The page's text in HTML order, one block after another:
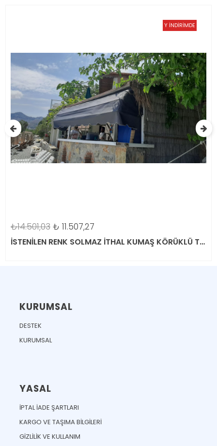
₺14.501,03 ₺ 11.507,27
İSTENİLEN RENK SOLMAZ İTHAL KUMAŞ KÖRÜKLÜ TENTE
YENİ SEZON
İNDİRİMDE
KURUMSAL
DESTEK
KURUMSAL
YASAL
İPTAL İADE ŞARTLARI
KARGO VE TAŞIMA BİLGİLERİ
GİZLİLİK VE KULLANIM